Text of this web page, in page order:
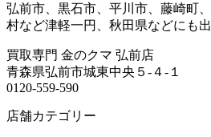
弘前市、黒石市、平川市、藤崎町
村など津軽一円、秋田県などにも
買取専門 金のクマ 弘前店
青森県弘前市城東中央５-４-１
0120-559-590
店舗カテゴリー